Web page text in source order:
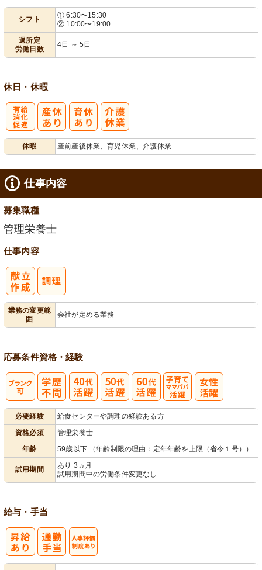
シフト
① 6:30〜15:30
② 10:00〜19:00
週所定
労働日数
4日 ～ 5日
休日・休暇
休暇 産前産後休業、育児休業、介護休業
仕事内容
募集職種
管理栄養士
仕事内容
業務の変更範
囲
会社が定める業務
応募条件資格・経験
必要経験
給食センターや調理の経験ある方
資格必須
管理栄養士
年齢
59歳以下 （年齢制限の理由：定年年齢を上限（省令１号））
試用期間
あり 3ヵ月
試用期間中の労働条件変更なし
給与・手当